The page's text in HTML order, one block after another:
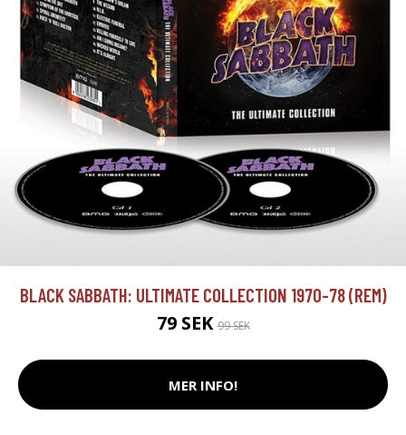
BLACK SABBATH: ULTIMATE COLLECTION 1970-78 (REM)
79 SEK99 SEK
MER INFO!